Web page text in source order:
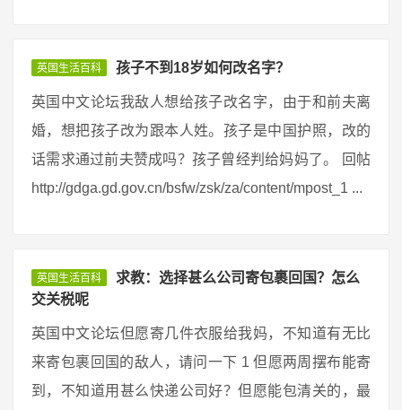
英国生活百科 孩子不到18岁如何改名字？
英国中文论坛我敌人想给孩子改名字，由于和前夫离
婚，想把孩子改为跟本人姓。孩子是中国护照，改的
话需求通过前夫赞成吗？孩子曾经判给妈妈了。 回帖
http://gdga.gd.gov.cn/bsfw/zsk/za/content/mpost_1 ...
英国生活百科
求教：选择甚么公司寄包裹回国？怎么
交关税呢
英国中文论坛但愿寄几件衣服给我妈，不知道有无比
来寄包裹回国的敌人，请问一下 1 但愿两周摆布能寄
到，不知道用甚么快递公司好？但愿能包清关的，最